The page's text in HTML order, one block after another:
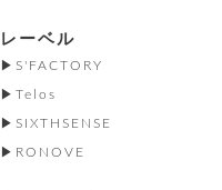
レーベル
S'FACTORY
Telos
SIXTHSENSE
RONOVE